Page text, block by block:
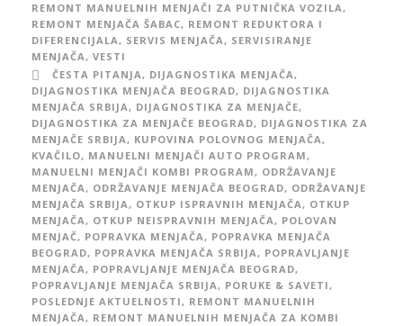
REMONT MANUELNIH MENJAČI ZA PUTNIČKA VOZILA,
REMONT MENJAČA ŠABAC, REMONT REDUKTORA I
DIFERENCIJALA, SERVIS MENJAČA, SERVISIRANJE
MENJAČA, VESTI
ČESTA PITANJA, DIJAGNOSTIKA MENJAČA,
DIJAGNOSTIKA MENJAČA BEOGRAD, DIJAGNOSTIKA
MENJAČA SRBIJA, DIJAGNOSTIKA ZA MENJAČE,
DIJAGNOSTIKA ZA MENJAČE BEOGRAD, DIJAGNOSTIKA ZA
MENJAČE SRBIJA, KUPOVINA POLOVNOG MENJAČA,
KVAČILO, MANUELNI MENJAČI AUTO PROGRAM,
MANUELNI MENJAČI KOMBI PROGRAM, ODRŽAVANJE
MENJAČA, ODRŽAVANJE MENJAČA BEOGRAD, ODRŽAVANJE
MENJAČA SRBIJA, OTKUP ISPRAVNIH MENJAČA, OTKUP
MENJAČA, OTKUP NEISPRAVNIH MENJAČA, POLOVAN
MENJAČ, POPRAVKA MENJAČA, POPRAVKA MENJAČA
BEOGRAD, POPRAVKA MENJAČA SRBIJA, POPRAVLJANJE
MENJAČA, POPRAVLJANJE MENJAČA BEOGRAD,
POPRAVLJANJE MENJAČA SRBIJA, PORUKE & SAVETI,
POSLEDNJE AKTUELNOSTI, REMONT MANUELNIH
MENJAČA, REMONT MANUELNIH MENJAČA ZA KOMBI